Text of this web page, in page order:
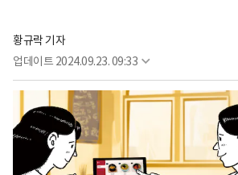
황규락 기자
업데이트 2024.09.23. 09:33